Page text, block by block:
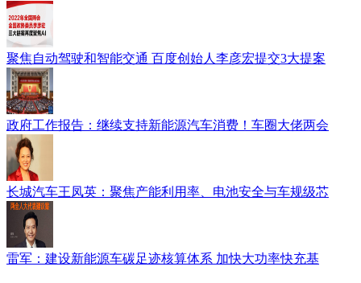
聚焦自动驾驶和智能交通 百度创始人李彦宏提交3大提案
政府工作报告：继续支持新能源汽车消费！车圈大佬两会
长城汽车王凤英：聚焦产能利用率、电池安全与车规级芯
雷军：建设新能源车碳足迹核算体系 加快大功率快充基